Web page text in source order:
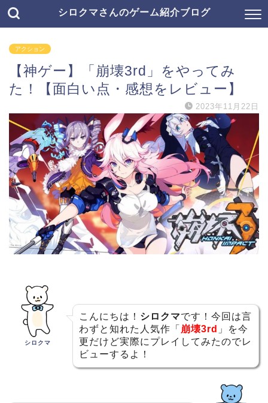
シロクマさんのゲーム紹介ブログ
アクション
【神ゲー】「崩壊3rd」をやってみ
た！【面白い点・感想をレビュー】
2023年11月22日
シロクマ
こんにちは！ シロクマです！今回は言
わずと知れた人気作「 崩壊3rd 」を今
更だけど実際にプレイしてみたのでレ
ビューするよ！